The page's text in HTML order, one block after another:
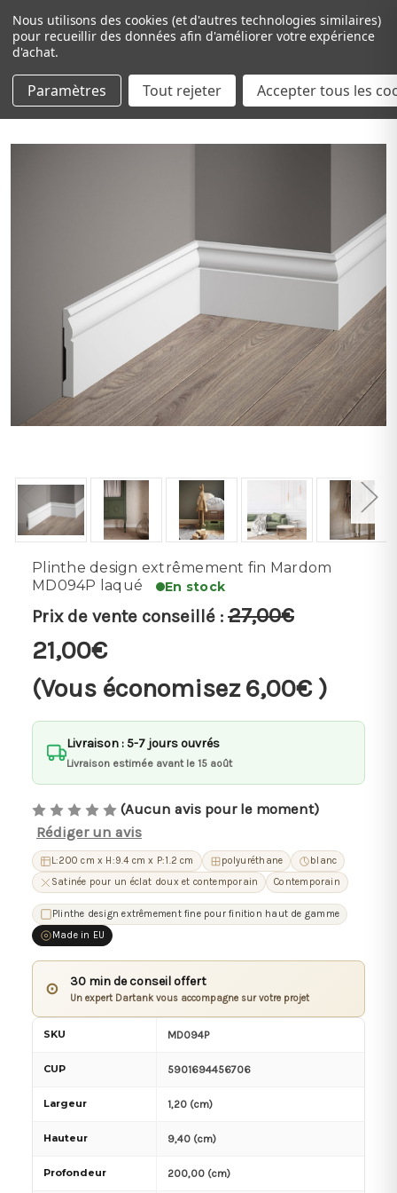
Passer au contenu principal
Plinthe design extrêmement fin Mardom
MD094P laqué
En stock
Prix de vente conseillé : 27,00€
21,00€
(Vous économisez 6,00€ )
Livraison : 5-7 jours ouvrés
Livraison estimée avant le 15 août
(Aucun avis pour le moment)
Rédiger un avis
L:200 cm x H:9.4 cm x P:1.2 cm polyuréthane
blanc
Satinée pour un éclat doux et contemporain
Contemporain
Plinthe design extrêmement fine pour finition haut de gamme
Made in EU
⊙ 30 min de conseil offert
Un expert Dartank vous accompagne sur votre projet
SKU MD094P
CUP 5901694456706
Largeur 1,20 (cm)
Hauteur 9,40 (cm)
Profondeur 200,00 (cm)
Nous utilisons des cookies (et d'autres technologies similaires)
pour recueillir des données afin d'améliorer votre expérience
d'achat.
Paramètres Tout rejeter Accepter tous les